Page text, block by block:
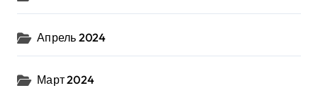
Апрель 2024
Март 2024